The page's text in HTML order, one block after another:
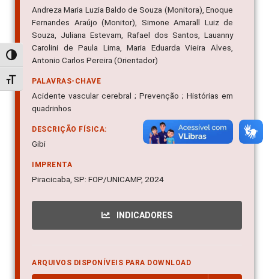
Alternar alto contraste
Alternar tamanho da fonte
Andreza Maria Luzia Baldo de Souza (Monitora), Enoque
Fernandes Araújo (Monitor), Simone Amarall Luiz de
Souza, Juliana Estevam, Rafael dos Santos, Lauanny
Carolini de Paula Lima, Maria Eduarda Vieira Alves,
Antonio Carlos Pereira (Orientador)
PALAVRAS-CHAVE
Acidente vascular cerebral ; Prevenção ; Histórias em
quadrinhos
DESCRIÇÃO FÍSICA:
Gibi
IMPRENTA
Piracicaba, SP: FOP/UNICAMP, 2024
INDICADORES
ARQUIVOS DISPONÍVEIS PARA DOWNLOAD